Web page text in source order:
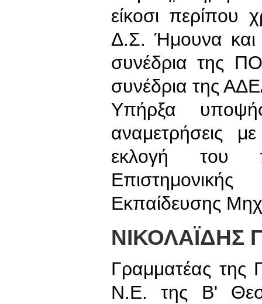
είκοσι περίπου
Δ.Σ. Ήμουνα και
συνέδρια της
συνέδρια της
Υπήρξα
αναμετρήσεις
εκλογή του
Εκπαίδευσης
ΝΙΚΟΛΑΪΔΗΣ
Γραμματέας της
Ν.Ε. της Β'